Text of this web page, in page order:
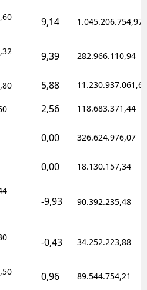
9,14 1.045.206.754,97
9,39 282.966.110,94
5,88 11.230.937.061,62
2,56 118.683.371,44
0,00 326.624.976,07
0,00 18.130.157,34
-9,93 90.392.235,48
-0,43 34.252.223,88
0,96 89.544.754,21